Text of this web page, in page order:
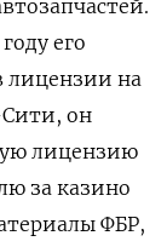
его
лицензии на
он
лицензию
за казино
ФБР,